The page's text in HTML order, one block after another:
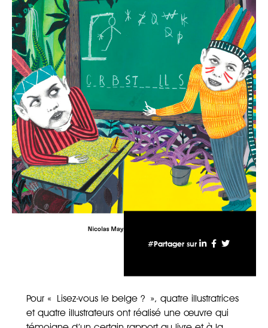
#Partager sur
Pour « Lisez-vous le belge ? », quatre illustratrices
et quatre illustrateurs ont réalisé une œuvre qui